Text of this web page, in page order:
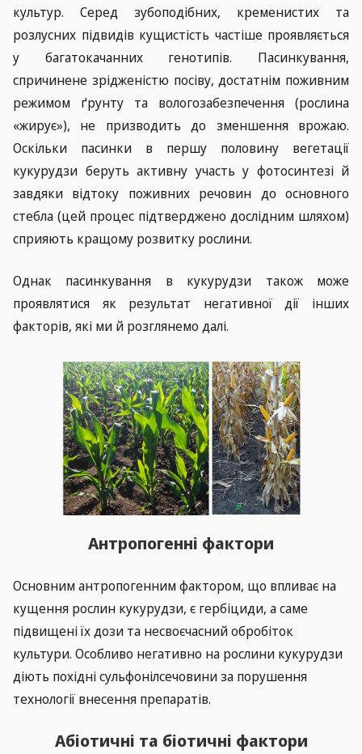
культур. Серед зубоподібних, кременистих та
розлусних підвидів кущистість частіше проявляється
у багатокачанних генотипів. Пасинкування,
спричинене зрідженістю посіву, достатнім поживним
режимом ґрунту та вологозабезпечення (рослина
«жирує»), не призводить до зменшення врожаю.
Оскільки пасинки в першу половину вегетації
кукурудзи беруть активну участь у фотосинтезі й
завдяки відтоку поживних речовин до основного
стебла (цей процес підтверджено дослідним шляхом)
сприяють кращому розвитку рослини.
Однак пасинкування в кукурудзи також може
проявлятися як результат негативної дії інших
факторів, які ми й розглянемо далі.
Антропогенні фактори
Основним антропогенним фактором, що впливає на
кущення рослин кукурудзи, є гербіциди, а саме
підвищені їх дози та несвоєчасний обробіток
культури. Особливо негативно на рослини кукурудзи
діють похідні сульфонілсечовини за порушення
технології внесення препаратів.
Абіотичні та біотичні фактори